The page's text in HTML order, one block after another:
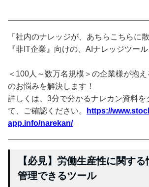
「社内のナレッジが、あちらこちらに
『非IT企業』向けの、AIナレッジツール
＜100人～数万名規模＞の企業様が抱
のお悩みを解決します！
詳しくは、3分で分かるナレカン資料を
て、ご確認ください。
https://
app.info/narekan/
【必見】労働生産性に関す
管理できるツール